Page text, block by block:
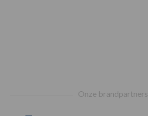
Onze brandpartners